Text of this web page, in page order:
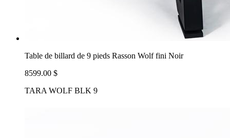
Table de billard de 9 pieds Rasson Wolf fini Noir
8599.00 $
TARA WOLF BLK 9